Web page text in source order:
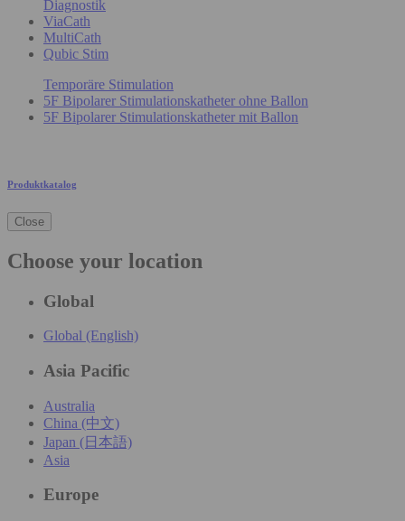
Diagnostik
ViaCath
MultiCath
Qubic Stim
Temporäre Stimulation
5F Bipolarer Stimulationskatheter ohne Ballon
5F Bipolarer Stimulationskatheter mit Ballon
Produktkatalog
Close
Choose your location
Global
Global (English)
Asia Pacific
Australia
China (中文)
Japan (日本語)
Asia
Europe